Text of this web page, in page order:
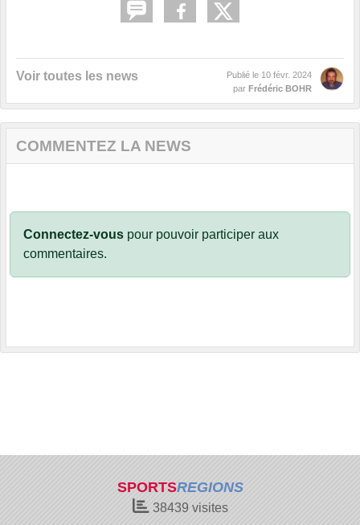
Voir toutes les news Publié le 10 févr. 2024
par Frédéric BOHR
COMMENTEZ LA NEWS
Connectez-vous pour pouvoir participer aux
commentaires.
SPORTSREGIONS
38439 visites